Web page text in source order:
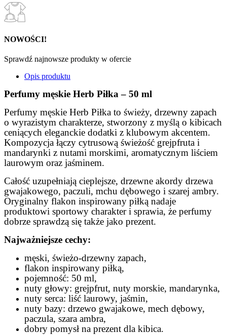
NOWOŚCI!
Sprawdź najnowsze produkty w ofercie
Opis produktu
Perfumy męskie Herb Piłka – 50 ml
Perfumy męskie Herb Piłka to świeży, drzewny zapach
o wyrazistym charakterze, stworzony z myślą o kibicach
ceniących eleganckie dodatki z klubowym akcentem.
Kompozycja łączy cytrusową świeżość grejpfruta i
mandarynki z nutami morskimi, aromatycznym liściem
laurowym oraz jaśminem.
Całość uzupełniają cieplejsze, drzewne akordy drzewa
gwajakowego, paczuli, mchu dębowego i szarej ambry.
Oryginalny flakon inspirowany piłką nadaje
produktowi sportowy charakter i sprawia, że perfumy
dobrze sprawdzą się także jako prezent.
Najważniejsze cechy:
męski, świeżo-drzewny zapach,
flakon inspirowany piłką,
pojemność: 50 ml,
nuty głowy: grejpfrut, nuty morskie, mandarynka,
nuty serca: liść laurowy, jaśmin,
nuty bazy: drzewo gwajakowe, mech dębowy,
paczula, szara ambra,
dobry pomysł na prezent dla kibica.